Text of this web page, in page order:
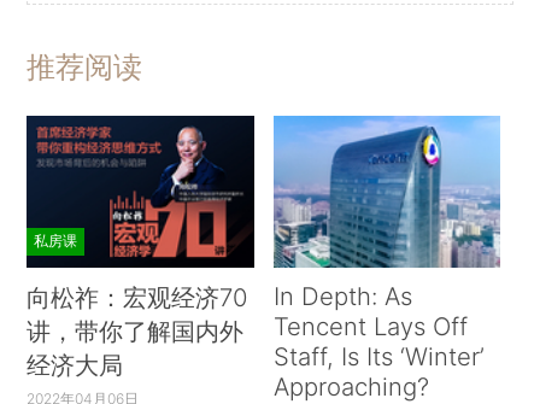
推荐阅读
私房课
向松祚：宏观经济70
讲，带你了解国内外
经济大局
2022年04月06日
In Depth: As
Tencent Lays Off
Staff, Is Its ‘Winter’
Approaching?